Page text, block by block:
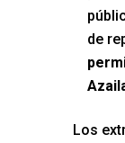
de
Los